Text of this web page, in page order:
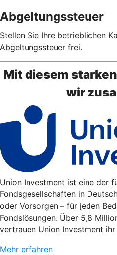
Abgeltungssteuer
Stellen Sie Ihre betrieblichen
Abgeltungssteuer frei.
Mit diesem
wir
Union Investment ist eine der
Fondsgesellschaften in
oder Vorsorgen – für jeden
Fondslösungen. Über 5,8
vertrauen Union Investment ihr
Mehr erfahren